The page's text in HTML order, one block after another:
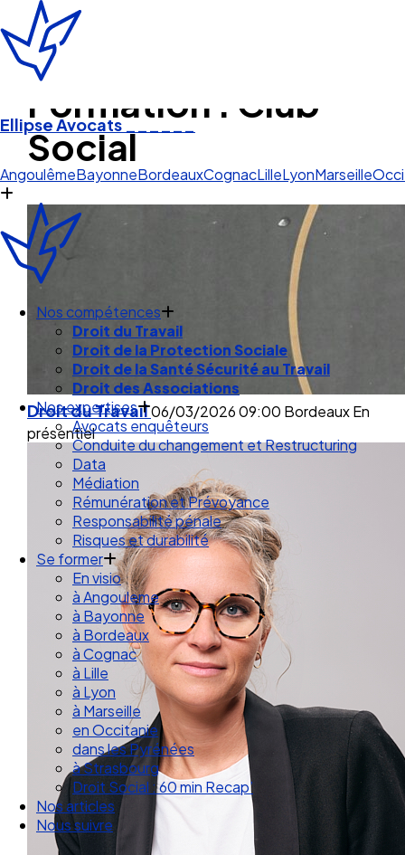
Ellipse Avocats______
Pau Pyrénées
Angoulême
Nos compétences
Droit du Travail
Droit de la Protection Sociale
Droit de la Santé Sécurité au Travail
Droit des Associations
Nos expertises
Avocats enquêteurs
Conduite du changement et Restructuring
Data
Médiation
Rémunération et Prévoyance
Responsabilité pénale
Risques et durabilité
Se former
En visio
à Angouleme
à Bayonne
à Bordeaux
à Cognac
à Lille
à Lyon
à Marseille
en Occitanie
dans les Pyrénées
à Strasbourg
Droit Social : 60 min Recap’
Nos articles
Nous suivre
Formation : Club
Social
Droit du Travail06/03/202609:00 BordeauxEn
présentiel